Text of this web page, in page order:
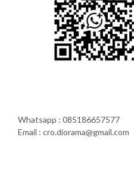
Whatsapp : 085186657577
Email : cro.diorama@gmail.com